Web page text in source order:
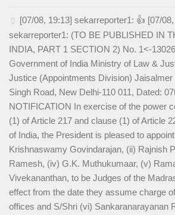
[07/08, 19:13] sekarreporter1: 👍 [07/
sekarreporter1: (TO BE PUBLISHED IN
INDIA, PART 1 SECTION 2) No. 1<-
Government of India Ministry of Law &
Justice (Appointments Division)
Singh Road, New Delhi-110 011, Dated:
NOTIFICATION In exercise of the power
(1) of Article 217 and clause (1) of Article
of India, the President is pleased to
Krishnaswamy Govindarajan, (ii) Rajnish
Ramesh, (iv) G.K. Muthukumaar, (v)
Vivekananthan, to be Judges of the
effect from the date they assume charge
offices and S/Shri (vi) Sankaranarayanan